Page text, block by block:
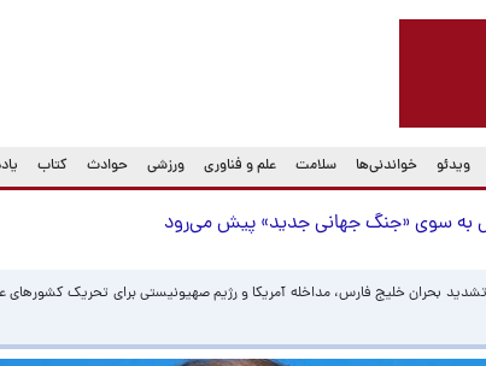
ویدئو خواندنی‌ها سلامت علم و فناوری ورزشی حوادث کتاب
به سوی «جنگ جهانی جدید» پیش می‌رود
تشدید بحران خلیج فارس، مداخله آمریکا و رژیم صهیونیستی برای تحریک کشورهای